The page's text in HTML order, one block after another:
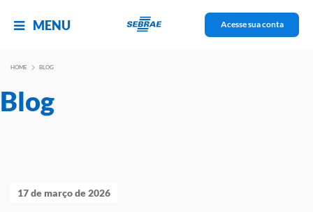
MENU Acesse sua conta
HOME BLOG
Blog
17 de março de 2026